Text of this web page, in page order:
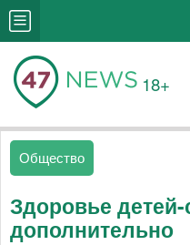
18+
Общество
Здоровье
дополнительно